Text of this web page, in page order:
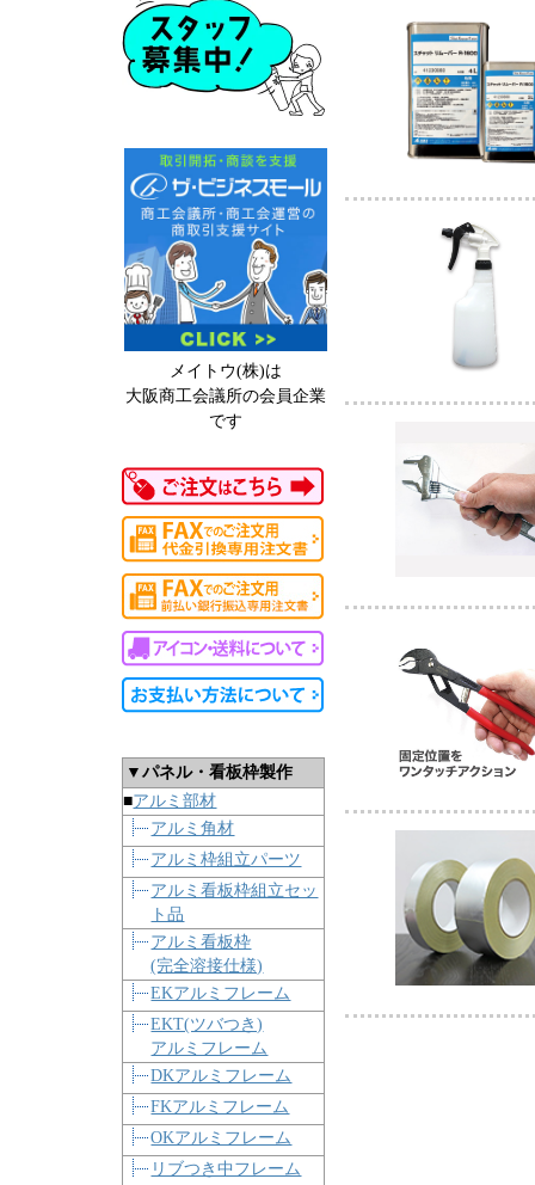
メイトウ(株)は
大阪商工会議所の会員企業
です
▼パネル・看板枠製作
■アルミ部材
アルミ角材
アルミ枠組立パーツ
アルミ看板枠組立セッ
ト品
アルミ看板枠
(完全溶接仕様)
EKアルミフレーム
EKT(ツバつき)
アルミフレーム
DKアルミフレーム
FKアルミフレーム
OKアルミフレーム
リブつき中フレーム